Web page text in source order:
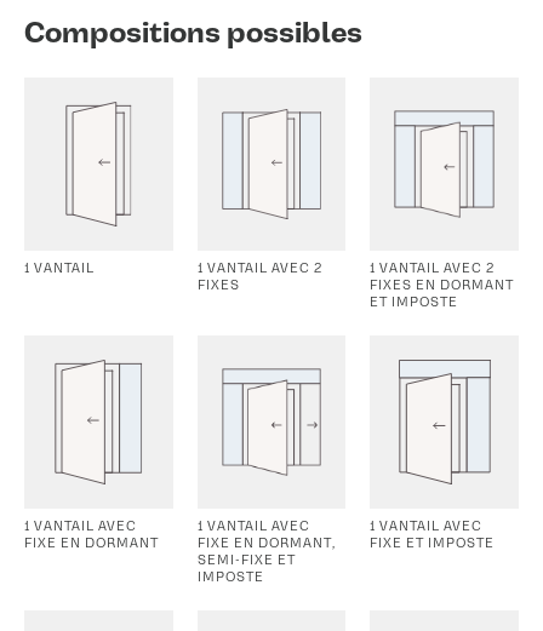
Compositions possibles
1 VANTAIL
1 VANTAIL AVEC 2
FIXES
1 VANTAIL AVEC 2
FIXES EN DORMANT
ET IMPOSTE
1 VANTAIL AVEC
FIXE EN DORMANT
1 VANTAIL AVEC
FIXE EN DORMANT,
SEMI-FIXE ET
IMPOSTE
1 VANTAIL AVEC
FIXE ET IMPOSTE